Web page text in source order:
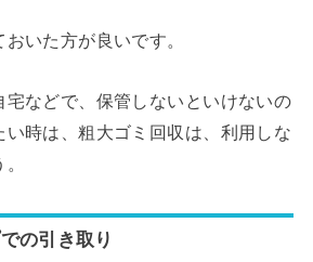
いた方が良いです。
宅などで、保管しないといけないの
い時は、粗大ゴミ回収は、利用しな
の引き取り